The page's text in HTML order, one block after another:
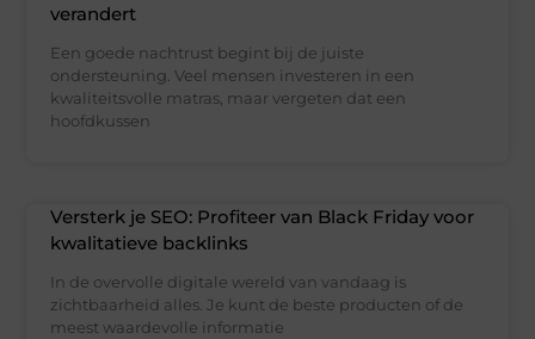
verandert
Een goede nachtrust begint bij de juiste
ondersteuning. Veel mensen investeren in een
kwaliteitsvolle matras, maar vergeten dat een
hoofdkussen
Versterk je SEO: Profiteer van Black Friday voor
kwalitatieve backlinks
In de overvolle digitale wereld van vandaag is
zichtbaarheid alles. Je kunt de beste producten of de
meest waardevolle informatie